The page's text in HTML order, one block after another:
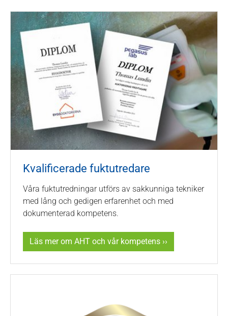
Kvalificerade fuktutredare
Våra fuktutredningar utförs av sakkunniga tekniker
med lång och gedigen erfarenhet och med
dokumenterad kompetens.
Läs mer om AHT och vår kompetens ››